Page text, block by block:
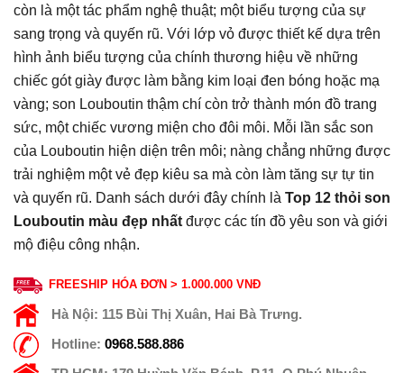
còn là một tác phẩm nghệ thuật; một biểu tượng của sự
sang trọng và quyến rũ. Với lớp vỏ được thiết kế dựa trên
hình ảnh biểu tượng của chính thương hiệu về những
chiếc gót giày được làm bằng kim loại đen bóng hoặc mạ
vàng; son Louboutin thậm chí còn trở thành món đồ trang
sức, một chiếc vương miện cho đôi môi. Mỗi lần sắc son
của Louboutin hiện diện trên môi; nàng chẳng những được
trải nghiệm một vẻ đẹp kiêu sa mà còn làm tăng sự tự tin
và quyến rũ. Danh sách dưới đây chính là Top 12 thỏi son
Louboutin màu đẹp nhất được các tín đồ yêu son và giới
mộ điệu công nhận.
FREESHIP HÓA ĐƠN > 1.000.000 VNĐ
Hà Nội: 115 Bùi Thị Xuân, Hai Bà Trưng.
Hotline: 0968.588.886